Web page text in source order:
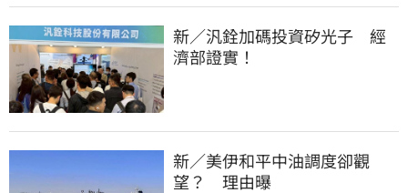
新／汎銓加碼投資矽光子　經
濟部證實！
新／美伊和平中油調度卻觀
望？　理由曝